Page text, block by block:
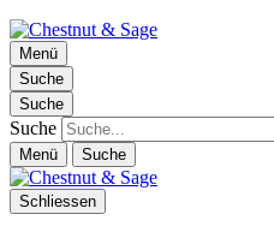
Chestnut & Sage
Foodblog | essen. trinken. genießen.
Menü
Suche
Suche
Suche
Menü Suche
Schliessen